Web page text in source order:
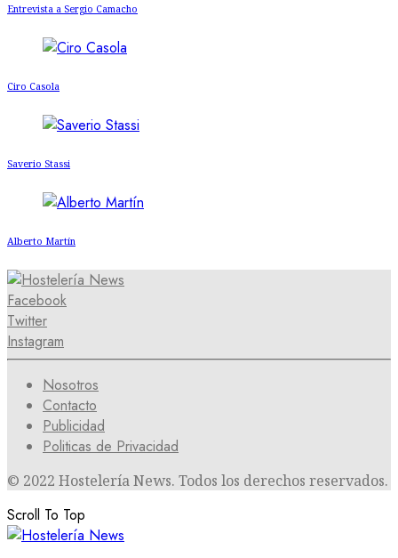
Entrevista a Sergio Camacho
Ciro Casola
Saverio Stassi
Alberto Martín
Facebook
Twitter
Instagram
Nosotros
Contacto
Publicidad
Politicas de Privacidad
© 2022 Hostelería News. Todos los derechos reservados.
Scroll To Top